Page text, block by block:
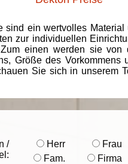
sind ein wertvolles Material
zur individuellen
einen werden sie von
Größe des Vorkommens
Sie sich in unserem
/
Herr
Frau
Fam.
Firma